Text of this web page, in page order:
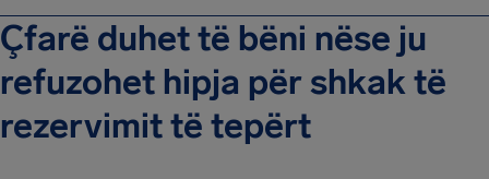
Çfarë duhet të bëni nëse ju
refuzohet hipja për shkak të
rezervimit të tepërt